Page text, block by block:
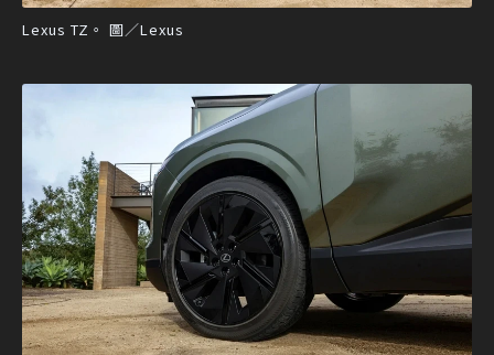
Lexus TZ。 圖／Lexus